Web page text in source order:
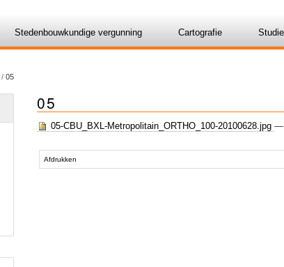
Stedenbouwkundige vergunning Cartografie
/ 05
05
05-CBU_BXL-Metropolitain_ORTHO_100-20100628.jpg—
acties
Afdrukken